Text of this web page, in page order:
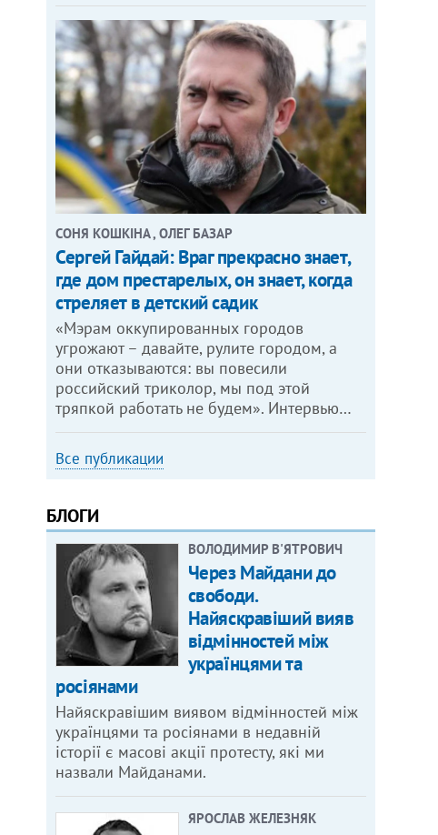
СОНЯ КОШКІНА , ОЛЕГ БАЗАР
Сергей Гайдай: Враг прекрасно знает,
где дом престарелых, он знает, когда
стреляет в детский садик
«Мэрам оккупированных городов
угрожают – давайте, рулите городом, а
они отказываются: вы повесили
российский триколор, мы под этой
тряпкой работать не будем». Интервью…
Все публикации
БЛОГИ
ВОЛОДИМИР В'ЯТРОВИЧ
Через Майдани до
свободи.
Найяскравіший вияв
відмінностей між
українцями та
росіянами
Найяскравішим виявом відмінностей між
українцями та росіянами в недавній
історії є масові акції протесту, які ми
назвали Майданами.
ЯРОСЛАВ ЖЕЛЕЗНЯК